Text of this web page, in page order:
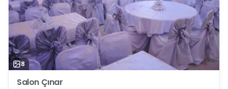
8
Salon Çınar